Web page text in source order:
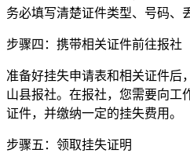
务必填写清楚证件类型、号码、
步骤四：携带相关证件前往报社
准备好挂失申请表和相关证件后
山县报社。在报社，您需要向工
证件，并缴纳一定的挂失费用。
步骤五：领取挂失证明